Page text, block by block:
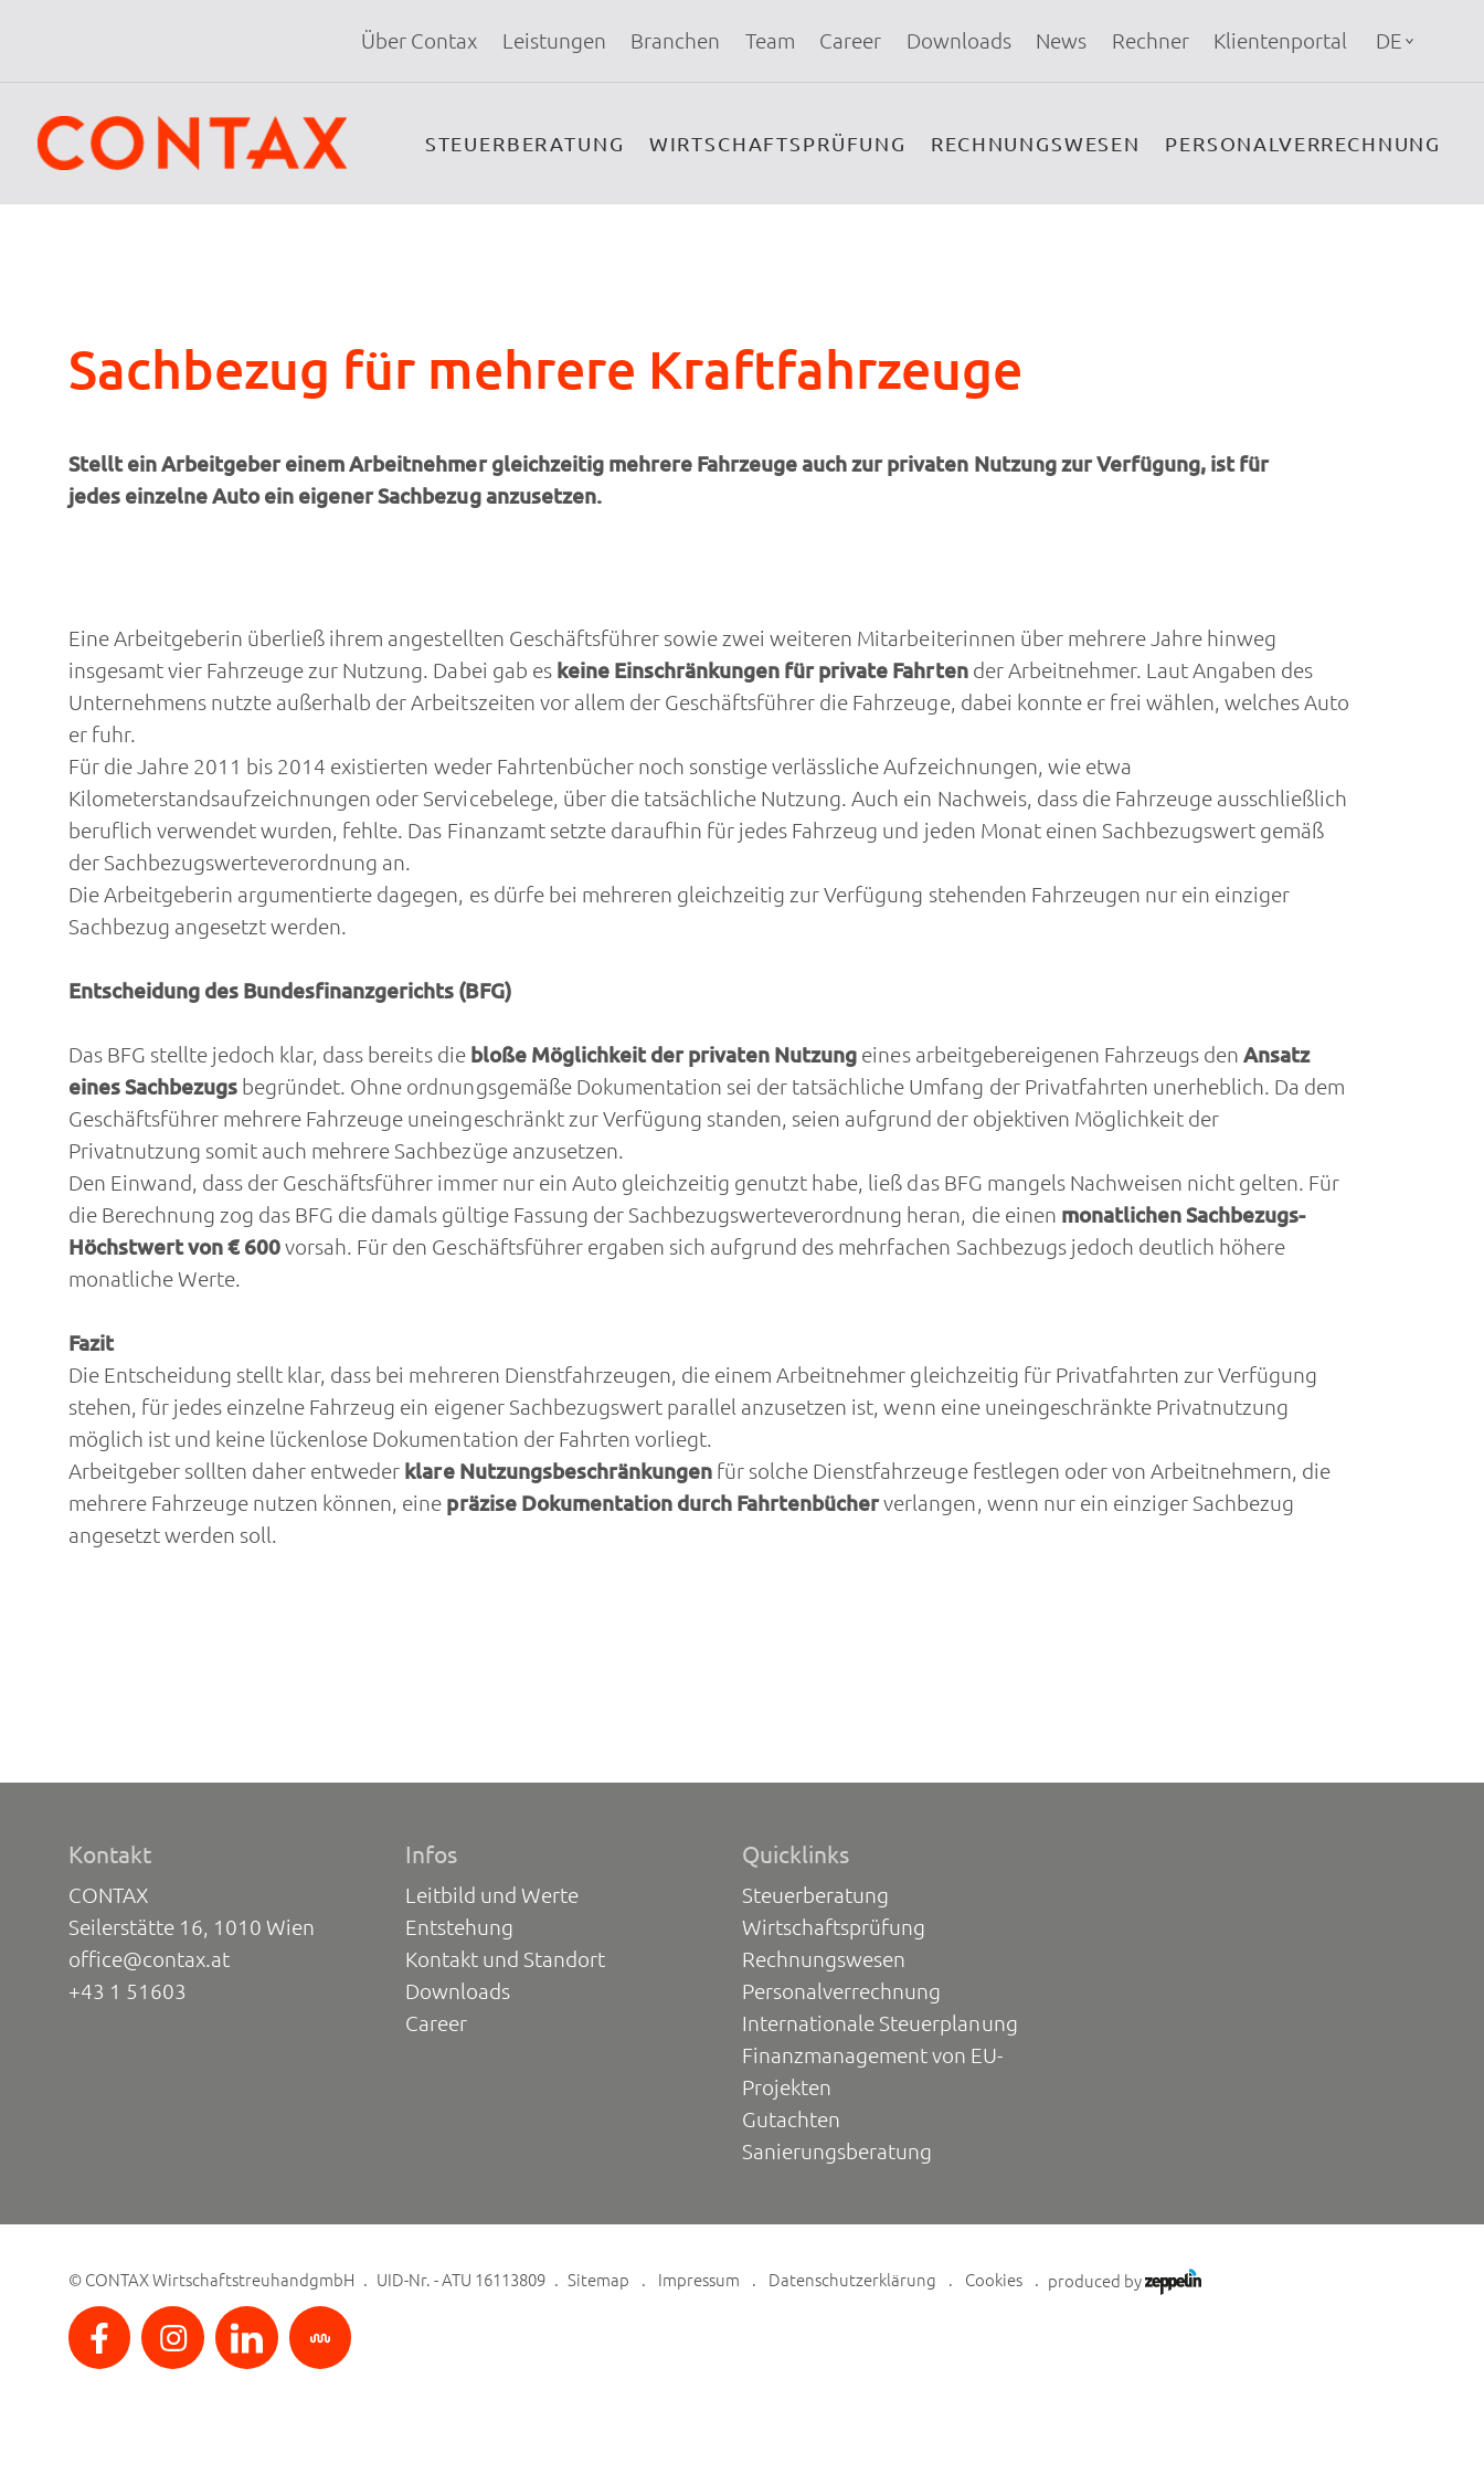
Über Contax Leistungen Branchen Team Career Downloads News Rechner Klientenportal DE
STEUERBERATUNG WIRTSCHAFTSPRÜFUNG RECHNUNGSWESEN PERSONALVERRECHNUNG
Sachbezug für mehrere Kraftfahrzeuge
Stellt ein Arbeitgeber einem Arbeitnehmer gleichzeitig mehrere Fahrzeuge auch zur privaten Nutzung zur Verfügung, ist für
jedes einzelne Auto ein eigener Sachbezug anzusetzen.
Eine Arbeitgeberin überließ ihrem angestellten Geschäftsführer sowie zwei weiteren Mitarbeiterinnen über mehrere Jahre hinweg
insgesamt vier Fahrzeuge zur Nutzung. Dabei gab es keine Einschränkungen für private Fahrtender Arbeitnehmer. Laut Angaben des
Unternehmens nutzte außerhalb der Arbeitszeiten vor allem der Geschäftsführer die Fahrzeuge, dabei konnte er frei wählen, welches Auto
er fuhr.
Für die Jahre 2011 bis 2014 existierten weder Fahrtenbücher noch sonstige verlässliche Aufzeichnungen, wie etwa
Kilometerstandsaufzeichnungen oder Servicebelege, über die tatsächliche Nutzung. Auch ein Nachweis, dass die Fahrzeuge ausschließlich
beruflich verwendet wurden, fehlte. Das Finanzamt setzte daraufhin für jedes Fahrzeug und jeden Monat einen Sachbezugswert gemäß
der Sachbezugswerteverordnung an.
Die Arbeitgeberin argumentierte dagegen, es dürfe bei mehreren gleichzeitig zur Verfügung stehenden Fahrzeugen nur ein einziger
Sachbezug angesetzt werden.
Entscheidung des Bundesfinanzgerichts (BFG)
Das BFG stellte jedoch klar, dass bereits die bloße Möglichkeit der privaten Nutzung eines arbeitgebereigenen Fahrzeugs denAnsatz
eines Sachbezugs begründet. Ohne ordnungsgemäße Dokumentation sei der tatsächliche Umfang der Privatfahrten unerheblich. Da dem
Geschäftsführer mehrere Fahrzeuge uneingeschränkt zur Verfügung standen, seien aufgrund der objektiven Möglichkeit der
Privatnutzung somit auch mehrere Sachbezüge anzusetzen.
Den Einwand, dass der Geschäftsführer immer nur ein Auto gleichzeitig genutzt habe, ließ das BFG mangels Nachweisen nicht gelten. Für
die Berechnung zog das BFG die damals gültige Fassung der Sachbezugswerteverordnung heran, die einen monatlichen Sachbezugs-
Höchstwert von € 600vorsah. Für den Geschäftsführer ergaben sich aufgrund des mehrfachen Sachbezugs jedoch deutlich höhere
monatliche Werte.
Fazit
Die Entscheidung stellt klar, dass bei mehreren Dienstfahrzeugen, die einem Arbeitnehmer gleichzeitig für Privatfahrten zur Verfügung
stehen, für jedes einzelne Fahrzeug ein eigener Sachbezugswert parallel anzusetzen ist, wenn eine uneingeschränkte Privatnutzung
möglich ist und keine lückenlose Dokumentation der Fahrten vorliegt.
Arbeitgeber sollten daher entweder klare Nutzungsbeschränkungenfür solche Dienstfahrzeuge festlegen oder von Arbeitnehmern, die
mehrere Fahrzeuge nutzen können, eine präzise Dokumentation durch Fahrtenbücherverlangen, wenn nur ein einziger Sachbezug
angesetzt werden soll.
Kontakt
CONTAX
Seilerstätte 16, 1010 Wien
office@contax.at
+43 1 51603
Infos
Leitbild und Werte
Entstehung
Kontakt und Standort
Downloads
Career
Quicklinks
Steuerberatung
Wirtschaftsprüfung
Rechnungswesen
Personalverrechnung
Internationale Steuerplanung
Finanzmanagement von EU-
Projekten
Gutachten
Sanierungsberatung
© CONTAX WirtschaftstreuhandgmbH UID-Nr. - ATU 16113809 Sitemap Impressum Datenschutzerklärung Cookies produced by